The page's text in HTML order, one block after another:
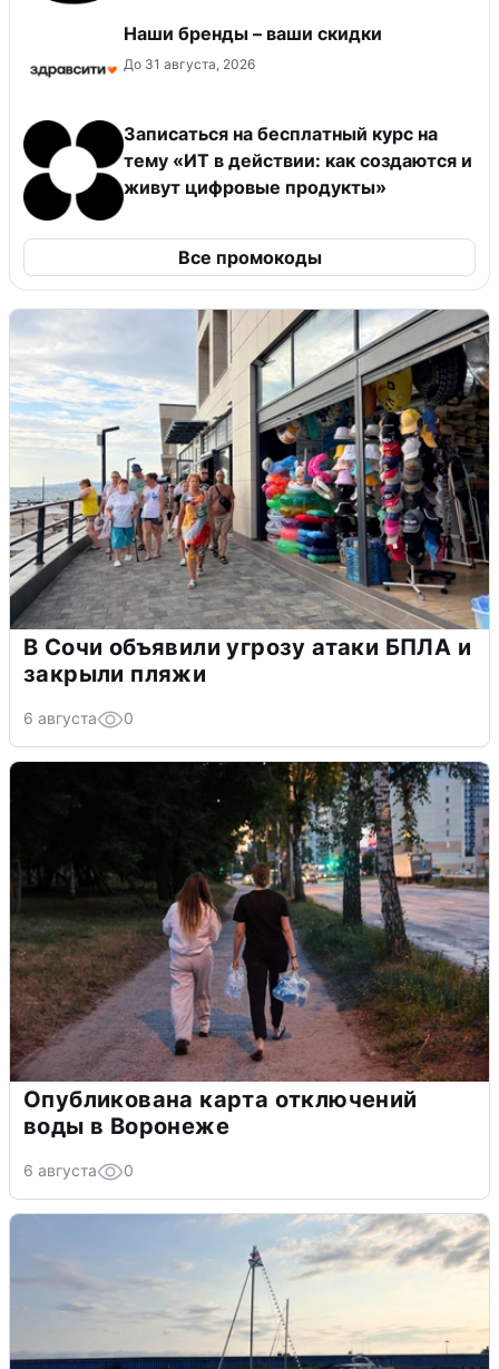
Наши бренды – ваши скидки
До 31 августа, 2026
Записаться на бесплатный курс на
тему «ИТ в действии: как создаются и
живут цифровые продукты»
Все промокоды
В Сочи объявили угрозу атаки БПЛА и
закрыли пляжи
6 августа 0
Опубликована карта отключений
воды в Воронеже
6 августа 0